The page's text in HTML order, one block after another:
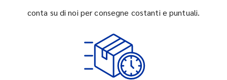
conta su di noi per consegne costanti e puntuali.